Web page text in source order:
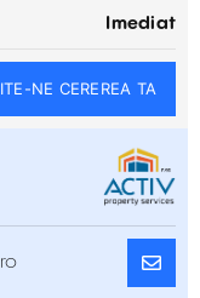
Imediat
NE CEREREA TA